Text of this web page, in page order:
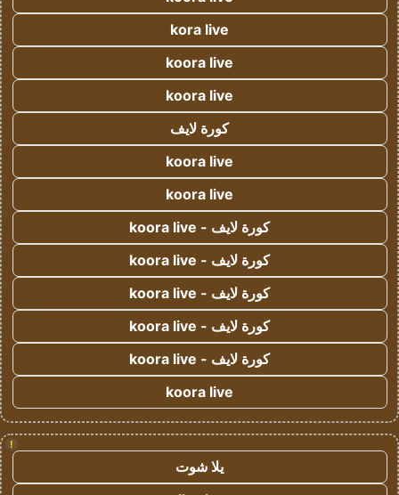
kora live
koora live
koora live
كورة لايف
koora live
koora live
كورة لايف - koora live
كورة لايف - koora live
كورة لايف - koora live
كورة لايف - koora live
كورة لايف - koora live
koora live
!
يلا شوت